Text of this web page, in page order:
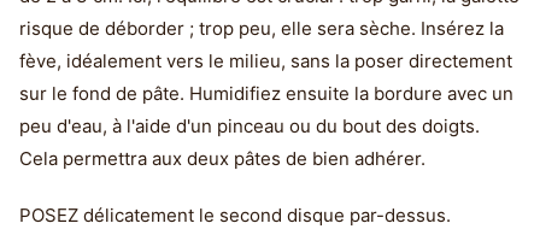
risque de déborder ; trop peu, elle sera sèche. Insérez la
fève, idéalement vers le milieu, sans la poser directement
sur le fond de pâte. Humidifiez ensuite la bordure avec un
peu d'eau, à l'aide d'un pinceau ou du bout des doigts.
Cela permettra aux deux pâtes de bien adhérer.
POSEZ délicatement le second disque par-dessus.